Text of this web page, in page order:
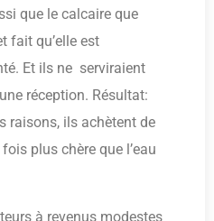
que le calcaire que
fait qu’elle est
Et ils ne serviraient
réception. Résultat:
raisons, ils achètent de
plus chère que l’eau
à revenus modestes